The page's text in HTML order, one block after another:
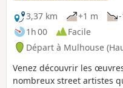
3,37 km
+1 m
1h 00
Facile
Départ à Mulhouse
Venez découvrir les
nombreux street artistes